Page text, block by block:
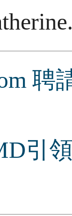
聘
引